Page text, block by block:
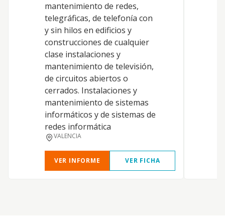
mantenimiento de redes,
telegráficas, de telefonía con
y sin hilos en edificios y
construcciones de cualquier
clase instalaciones y
mantenimiento de televisión,
de circuitos abiertos o
cerrados. Instalaciones y
mantenimiento de sistemas
informáticos y de sistemas de
redes informática
VALENCIA
VER INFORME VER FICHA